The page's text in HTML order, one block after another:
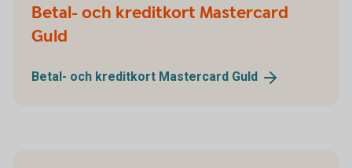
Betal- och kreditkort Mastercard
Guld
Betal- och kreditkort Mastercard Guld